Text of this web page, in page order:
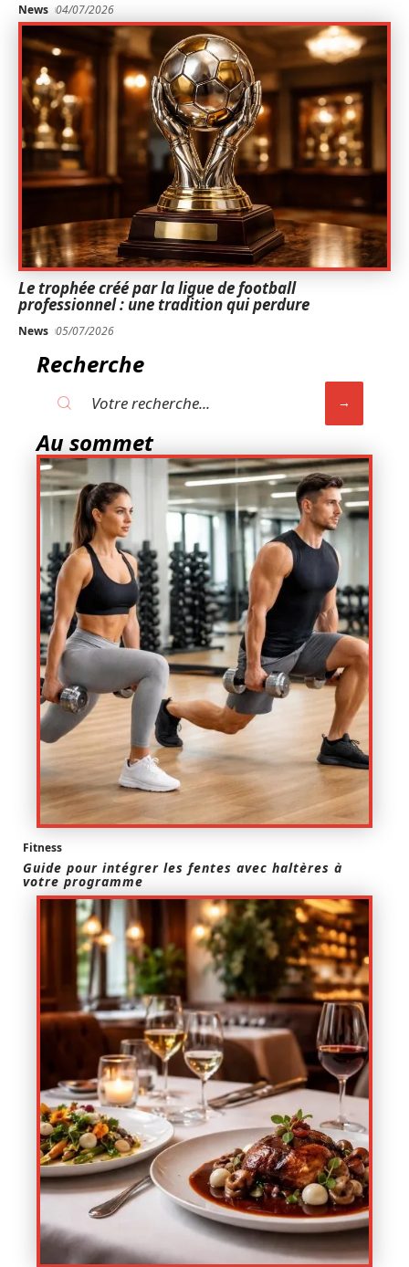
News 04/07/2026
Le trophée créé par la ligue de football
professionnel : une tradition qui perdure
News 05/07/2026
Recherche
Au sommet
Fitness
Guide pour intégrer les fentes avec haltères à
votre programme